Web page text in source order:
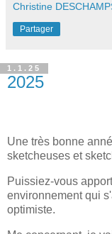
Christine
Partager
1.1.25
2025
Une très bonne
sketcheuses et
Puissiez-vous
environnement qui
optimiste.